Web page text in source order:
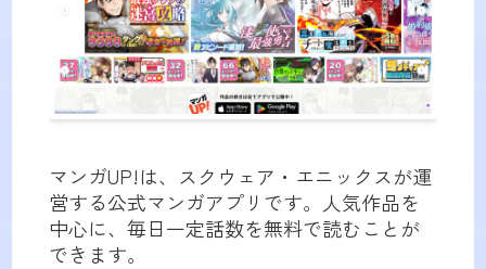
マンガUP!は、スクウェア・エニックスが運
営する公式マンガアプリです。人気作品を
中心に、毎日一定話数を無料で読むことが
できます。